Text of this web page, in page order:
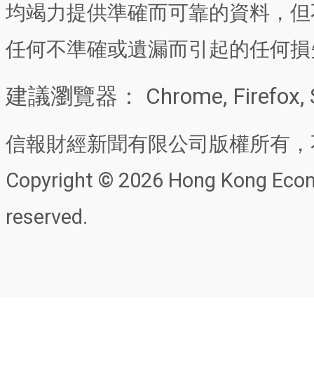
均竭力提供準確而可靠的資料，
任何不準確或遺漏而引起的任何
建議瀏覽器： Chrome, Firefox,
信報財經新聞有限公司版權所有
Copyright © 2026 Hong Kong
reserved.